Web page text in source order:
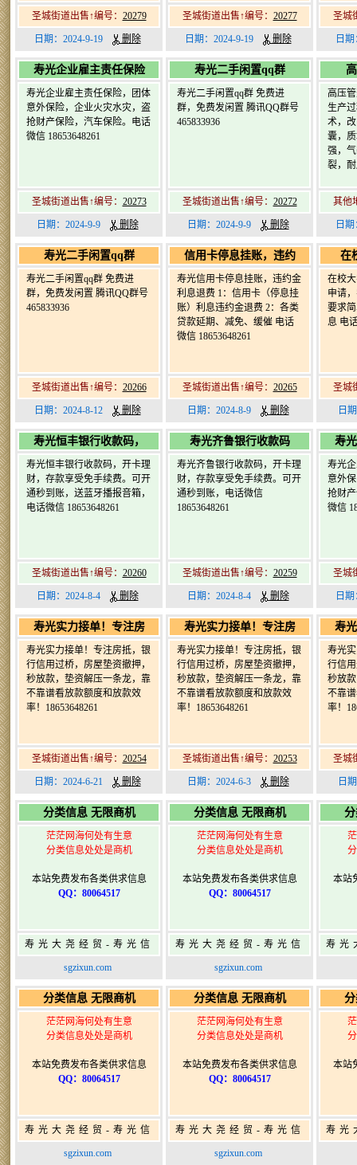
圣城街道出售↑编号： 20279
日期：2024-9-19 删除
圣城街道出售↑编号： 20277
日期：2024-9-19 删除
圣城
日
寿光企业雇主责任保险
寿光企业雇主责任保险，团体
意外保险，企业火灾水灾，盗
抢财产保险，汽车保险。电话
微信 18653648261
圣城街道出售↑编号： 20273
日期：2024-9-9 删除
寿光二手闲置qq群
寿光二手闲置qq群 免费进
群，免费发闲置 腾讯QQ群号
465833936
圣城街道出售↑编号： 20272
日期：2024-9-9 删除
高压
生产
术，
囊，
强，
裂，
其他
日
寿光二手闲置qq群
寿光二手闲置qq群 免费进
群，免费发闲置 腾讯QQ群号
465833936
圣城街道出售↑编号： 20266
日期：2024-8-12 删除
信用卡停息挂账，违约
寿光信用卡停息挂账，违约金
利息退费 1：信用卡（停息挂
账）利息违约金退费 2：各类
贷款延期、减免、缓催 电话
微信 18653648261
圣城街道出售↑编号： 20265
日期：2024-8-9 删除
在
在校
申请
要求
息 电
圣城
日
寿光恒丰银行收款码，
寿光恒丰银行收款码，开卡理
财，存款享受免手续费。可开
通秒到账，送蓝牙播报音箱，
电话微信 18653648261
圣城街道出售↑编号： 20260
日期：2024-8-4 删除
寿光齐鲁银行收款码
寿光齐鲁银行收款码，开卡理
财，存款享受免手续费。可开
通秒到账，电话微信
18653648261
圣城街道出售↑编号： 20259
日期：2024-8-4 删除
寿
寿光
意外
抢财
微信
圣城
日
寿光实力接单！专注房
寿光实力接单！专注房抵，银
行信用过桥，房屋垫资撤押，
秒放款，垫资解压一条龙，靠
不靠谱看放款额度和放款效
率！18653648261
圣城街道出售↑编号： 20254
日期：2024-6-21 删除
寿光实力接单！专注房
寿光实力接单！专注房抵，银
行信用过桥，房屋垫资撤押，
秒放款，垫资解压一条龙，靠
不靠谱看放款额度和放款效
率！18653648261
圣城街道出售↑编号： 20253
日期：2024-6-3 删除
寿
寿光
行信
秒放
不靠
率！
圣城
日
分类信息 无限商机
茫茫网海何处有生意
分类信息处处是商机
本站免费发布各类供求信息
QQ：80064517
寿光大尧经贸-寿光信
息网-免费信息发布网-
sgzixun.com
分类信息 无限商机
茫茫网海何处有生意
分类信息处处是商机
本站免费发布各类供求信息
QQ：80064517
寿光大尧经贸-寿光信
息网-免费信息发布网-
sgzixun.com
本站
寿光
分类信息 无限商机
茫茫网海何处有生意
分类信息处处是商机
本站免费发布各类供求信息
QQ：80064517
寿光大尧经贸-寿光信
息网-免费信息发布网-
sgzixun.com
分类信息 无限商机
茫茫网海何处有生意
分类信息处处是商机
本站免费发布各类供求信息
QQ：80064517
寿光大尧经贸-寿光信
息网-免费信息发布网-
sgzixun.com
本站
寿光